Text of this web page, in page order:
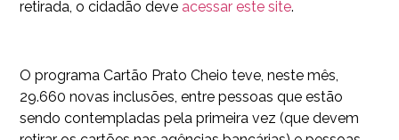
retirada, o cidadão deve acessar este site.
O programa Cartão Prato Cheio teve, neste mês,
29.660 novas inclusões, entre pessoas que estão
sendo contempladas pela primeira vez (que devem